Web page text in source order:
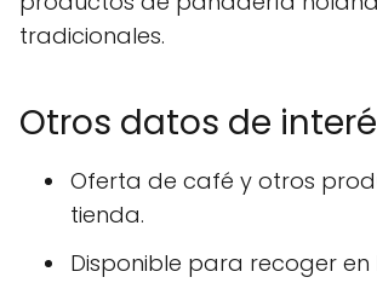
tradicionales.
Otros datos de
Oferta de café y otros
tienda.
Disponible para recoger en